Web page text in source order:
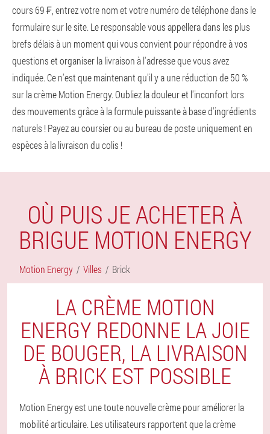
cours 69 ₣, entrez votre nom et votre numéro de téléphone dans le
formulaire sur le site. Le responsable vous appellera dans les plus
brefs délais à un moment qui vous convient pour répondre à vos
questions et organiser la livraison à l'adresse que vous avez
indiquée. Ce n'est que maintenant qu'il y a une réduction de 50 %
sur la crème Motion Energy. Oubliez la douleur et l'inconfort lors
des mouvements grâce à la formule puissante à base d'ingrédients
naturels ! Payez au coursier ou au bureau de poste uniquement en
espèces à la livraison du colis !
OÙ PUIS JE ACHETER À
BRIGUE MOTION ENERGY
Motion Energy Villes Brick
LA CRÈME MOTION
ENERGY REDONNE LA JOIE
DE BOUGER, LA LIVRAISON
À BRICK EST POSSIBLE
Motion Energy est une toute nouvelle crème pour améliorer la
mobilité articulaire. Les utilisateurs rapportent que la crème